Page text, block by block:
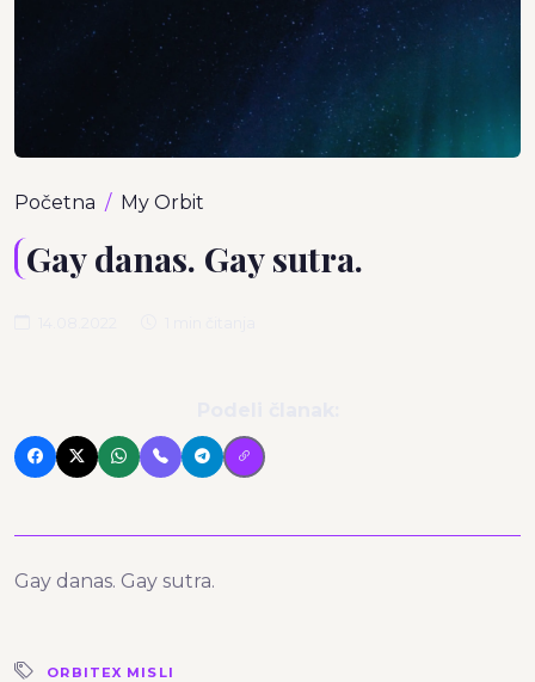
Početna My Orbit
Gay danas. Gay sutra.
Gay danas. Gay sutra.
ORBITEX MISLI